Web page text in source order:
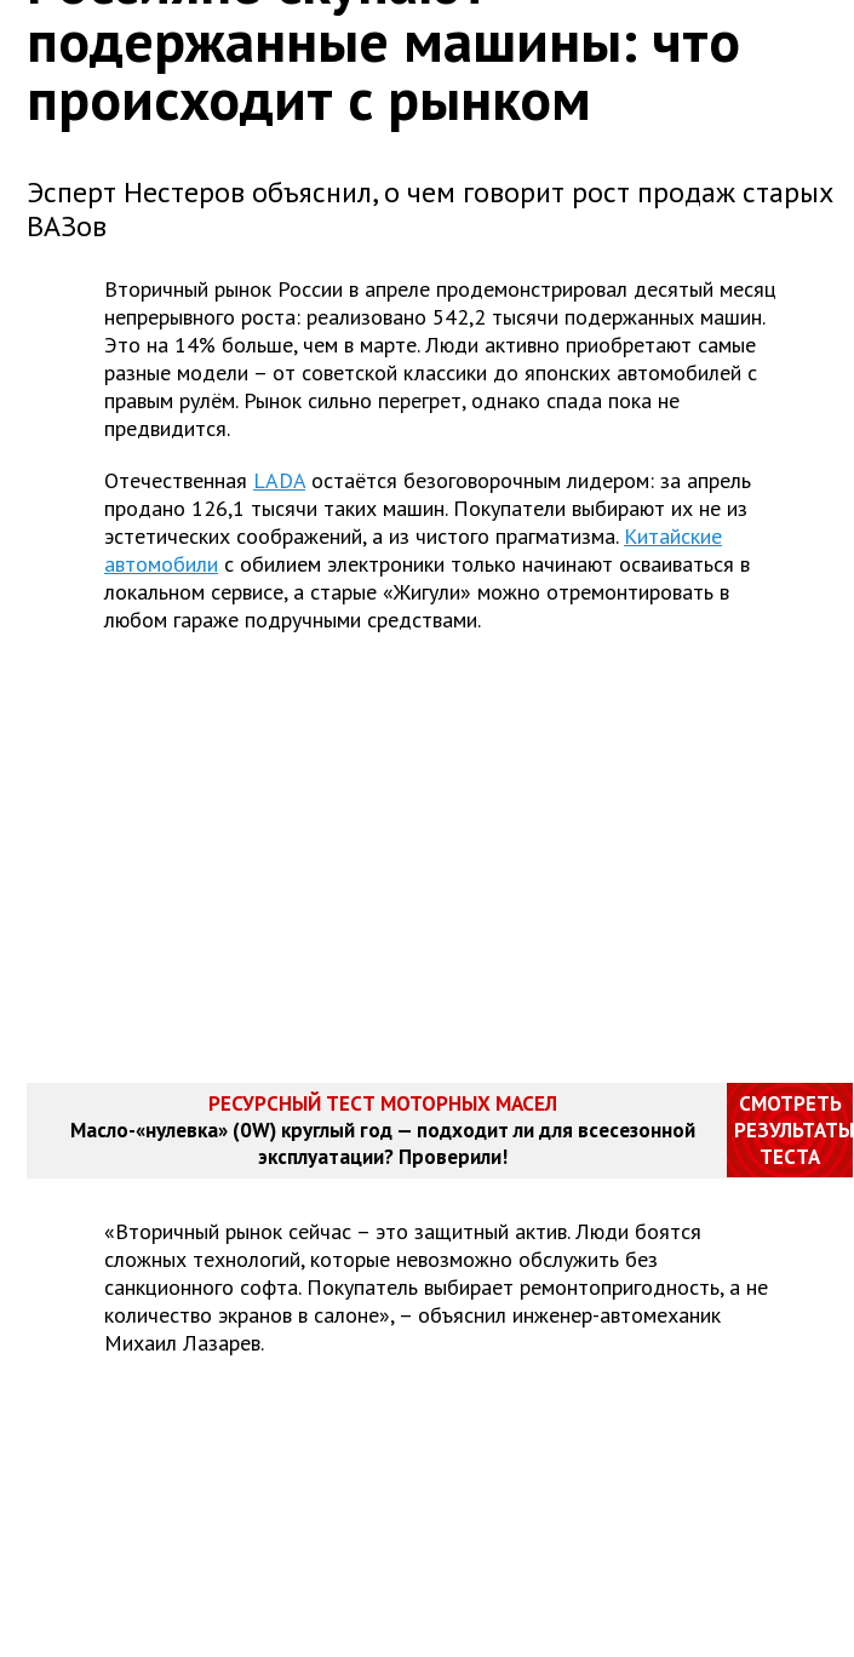
подержанные машины: что
происходит с рынком
Эсперт Нестеров объяснил, о чем говорит рост продаж старых
ВАЗов
Вторичный рынок России в апреле продемонстрировал десятый месяц
непрерывного роста: реализовано 542,2 тысячи подержанных машин.
Это на 14% больше, чем в марте. Люди активно приобретают самые
разные модели – от советской классики до японских автомобилей с
правым рулём. Рынок сильно перегрет, однако спада пока не
предвидится.
Отечественная LADAостаётся безоговорочным лидером: за апрель
продано 126,1 тысячи таких машин. Покупатели выбирают их не из
эстетических соображений, а из чистого прагматизма. Китайские
автомобили с обилием электроники только начинают осваиваться в
локальном сервисе, а старые «Жигули» можно отремонтировать в
любом гараже подручными средствами.
РЕСУРСНЫЙ ТЕСТ МОТОРНЫХ МАСЕЛ
Масло-«нулевка» (0W) круглый год — подходит ли для всесезонной
эксплуатации? Проверили!
СМОТРЕТЬ
РЕЗУЛЬТАТЫ
ТЕСТА
«Вторичный рынок сейчас – это защитный актив. Люди боятся
сложных технологий, которые невозможно обслужить без
санкционного софта. Покупатель выбирает ремонтопригодность, а не
количество экранов в салоне», – объяснил инженер-автомеханик
Михаил Лазарев.